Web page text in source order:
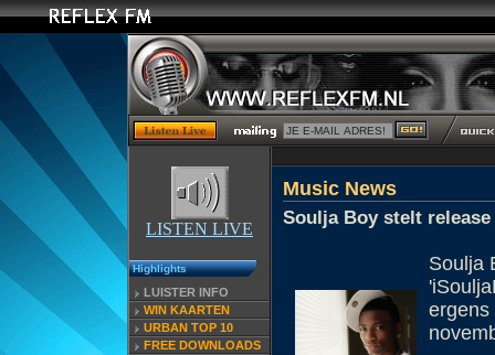
LISTEN LIVE
Highlights
LUISTER INFO
WIN KAARTEN
URBAN TOP 10
FREE DOWNLOADS
Music News
Soulja Boy stelt
Soulja
ergens